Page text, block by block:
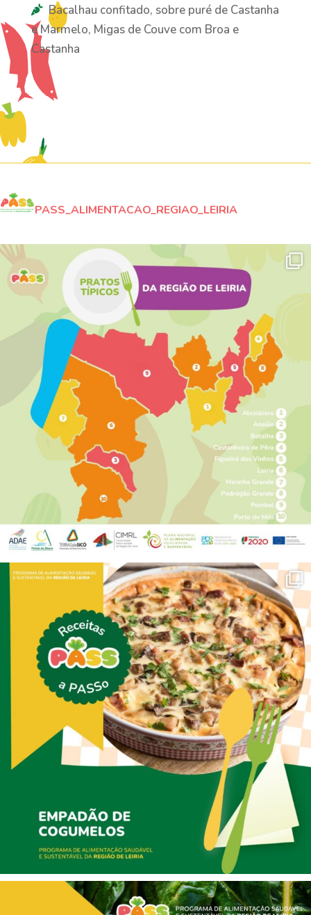
Bacalhau confitado, sobre puré de Castanha
e Marmelo, Migas de Couve com Broa e
Castanha
PASS_ALIMENTACAO_REGIAO_LEIRIA